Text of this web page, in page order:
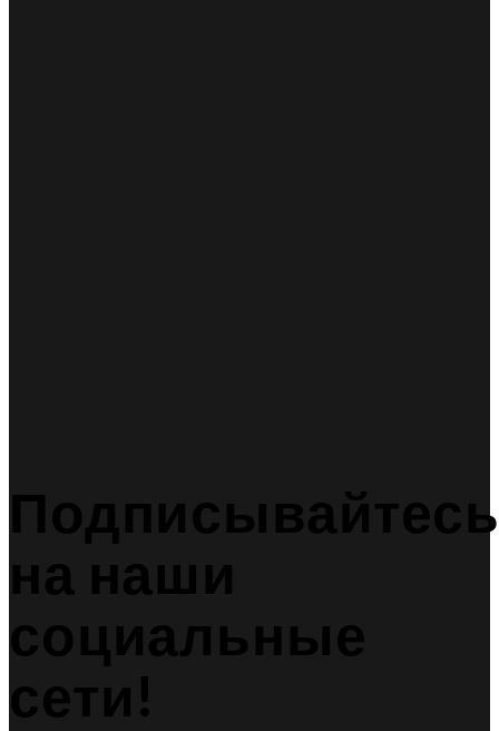
Подписывайтесь
на наши
социальные
сети!